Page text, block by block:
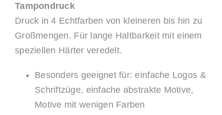
Tampondruck
Druck in 4 Echtfarben von kleineren bis hin zu
Großmengen. Für lange Haltbarkeit mit einem
speziellen Härter veredelt.
Besonders geeignet für: einfache Logos &
Schriftzüge, einfache abstrakte Motive,
Motive mit wenigen Farben